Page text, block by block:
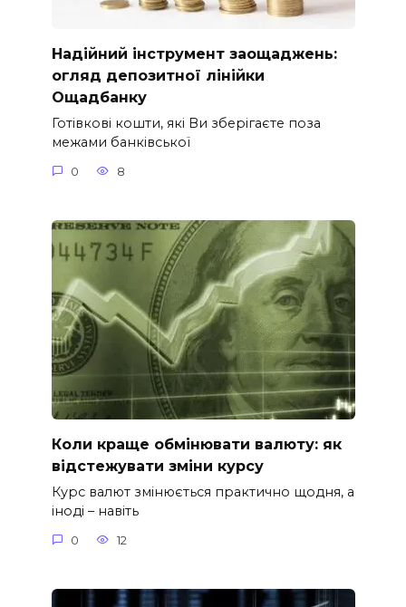
Надійний інструмент заощаджень:
огляд депозитної лінійки
Ощадбанку
Готівкові кошти, які Ви зберігаєте поза
межами банківської
0 8
Коли краще обмінювати валюту: як
відстежувати зміни курсу
Курс валют змінюється практично щодня, а
іноді – навіть
0 12